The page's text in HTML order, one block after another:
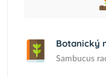
Botanický
Sambucus